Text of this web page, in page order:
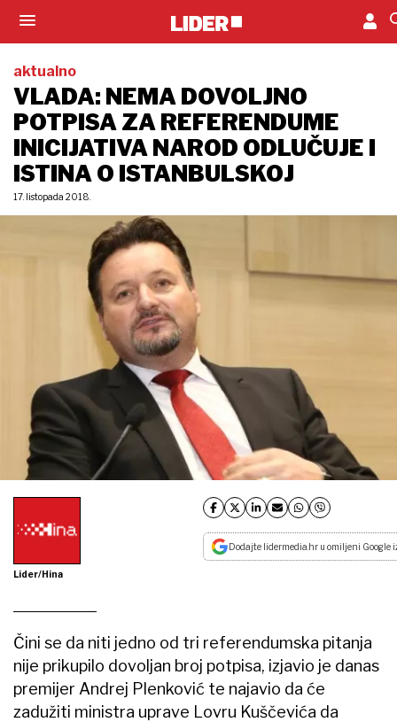
aktualno
VLADA: NEMA DOVOLJNO
POTPISA ZA REFERENDUME
INICIJATIVA NAROD ODLUČUJE I
ISTINA O ISTANBULSKOJ
17. listopada 2018.
Lider/Hina
Dodajte lidermedia.hr u omiljeni Google
Čini se da niti jedno od tri referendumska pitanja
nije prikupilo dovoljan broj potpisa, izjavio je danas
premijer Andrej Plenković te najavio da će
zadužiti ministra uprave Lovru Kuščevića da